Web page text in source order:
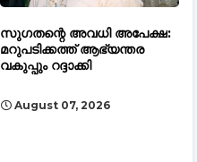
സുഗതന്റെ അവധി അപേക്ഷ:
മറുപടിക്കത്ത് ആഭ്യന്തര
വകുപ്പും റദ്ദാക്കി
August 07, 2026